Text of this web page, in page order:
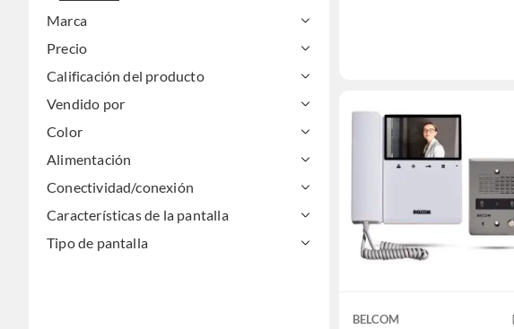
Marca
Precio
Calificación del producto
Vendido por
Color
Alimentación
Conectividad/conexión
Características de la pantalla
Tipo de pantalla
BELCOM